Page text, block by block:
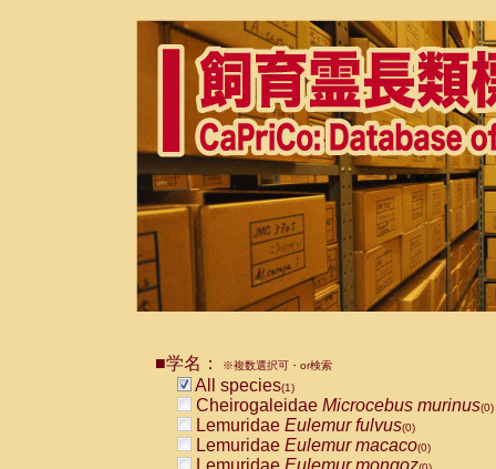
■学名： ※複数選択可・or検索
All species(1)
Cheirogaleidae Microcebus murinus(0)
Lemuridae Eulemur fulvus(0)
Lemuridae Eulemur macaco(0)
Lemuridae Eulemur mongoz